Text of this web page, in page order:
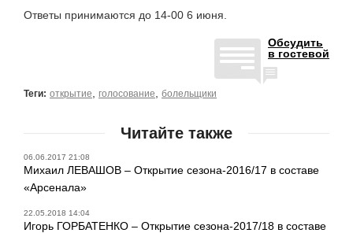
Ответы принимаются до 14-00 6 июня.
Обсудить
в гостевой
Теги: открытие голосование болельщики
Читайте также
06.06.2017 21:08
Михаил ЛЕВАШОВ – Открытие сезона-2016/17 в составе
«Арсенала»
22.05.2018 14:04
Игорь ГОРБАТЕНКО – Открытие сезона-2017/18 в составе